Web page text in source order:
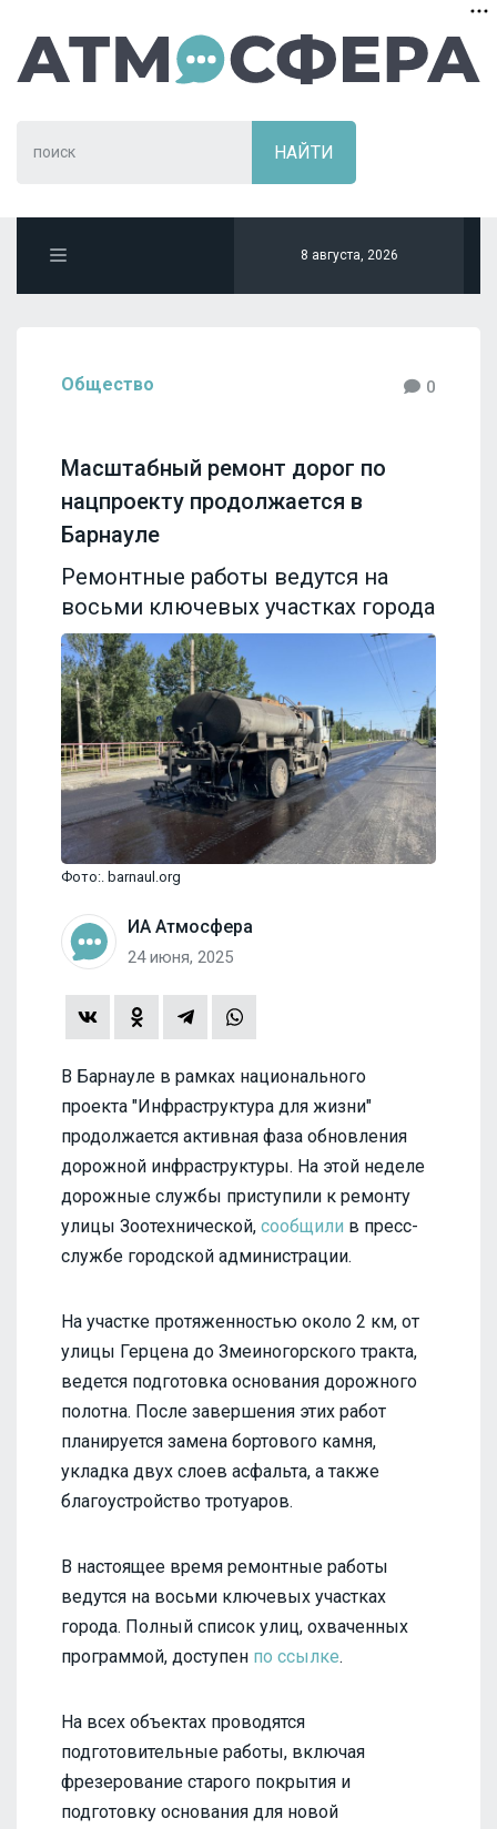
8 августа, 2026
Общество 0
Масштабный ремонт дорог по
нацпроекту продолжается в
Барнауле
Ремонтные работы ведутся на
восьми ключевых участках города
Фото:. barnaul.org
ИА Атмосфера
24 июня, 2025
В Барнауле в рамках национального
проекта "Инфраструктура для жизни"
продолжается активная фаза обновления
дорожной инфраструктуры. На этой неделе
дорожные службы приступили к ремонту
улицы Зоотехнической, сообщили в пресс-
службе городской администрации.
На участке протяженностью около 2 км, от
улицы Герцена до Змеиногорского тракта,
ведется подготовка основания дорожного
полотна. После завершения этих работ
планируется замена бортового камня,
укладка двух слоев асфальта, а также
благоустройство тротуаров.
В настоящее время ремонтные работы
ведутся на восьми ключевых участках
города. Полный список улиц, охваченных
программой, доступен по ссылке.
На всех объектах проводятся
подготовительные работы, включая
фрезерование старого покрытия и
подготовку основания для новой